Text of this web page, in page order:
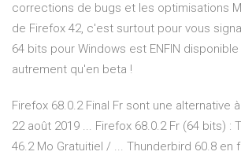
corrections de bugs et les optimisations
de Firefox 42, c'est surtout pour vous
64 bits pour Windows est ENFIN
autrement qu'en beta !
Firefox 68.0.2 Final Fr sont une alternative
22 août 2019 ... Firefox 68.0.2 Fr (64 bits) :
46.2 Mo Gratuitiel / ... Thunderbird 60.8 en